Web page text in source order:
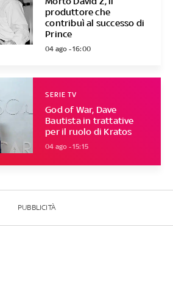
produttore che
contribuì al successo di
Prince
04 ago - 16:00
God of War, Dave
Bautista in trattative
per il ruolo di Kratos
SERIE TV
04 ago - 15:15
PUBBLICITÀ